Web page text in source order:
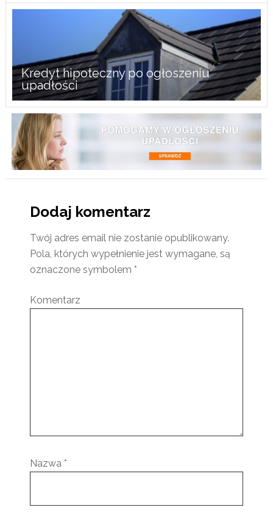
Kredyt hipoteczny po ogłoszeniu
upadłości
Dodaj komentarz
Twój adres email nie zostanie opublikowany.
Pola, których wypełnienie jest wymagane, są
oznaczone symbolem *
Komentarz
Nazwa *